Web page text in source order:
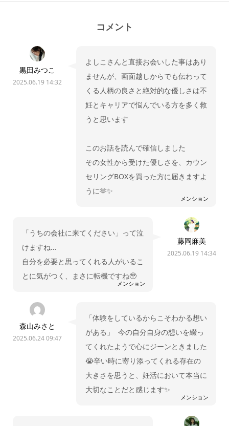
コメント
黒田みつこ
2025.06.19 14:32
メンション
よしこさんと直接お会いした事はあり
ませんが、画面越しからでも伝わって
くる人柄の良さと絶対的な優しさは不
妊とキャリアで悩んでいる方を多く救
うと思います
このお話を読んで確信しました
その女性から受けた優しさを、カウン
セリングBOXを買った方に届きますよ
うに🫶✨
藤岡麻美
2025.06.19 14:34
メンション
「うちの会社に来てください」って泣
けますね…
自分を必要と思ってくれる人がいるこ
とに気がつく、まさに転機ですね🥹
森山みさと
2025.06.24 09:47
メンション
「体験をしているからこそわかる想い
がある」 今の自分自身の想いを綴っ
てくれたようで心にジーンときました
😭辛い時に寄り添ってくれる存在の
大きさを思うと、妊活において本当に
大切なことだと感じます✨